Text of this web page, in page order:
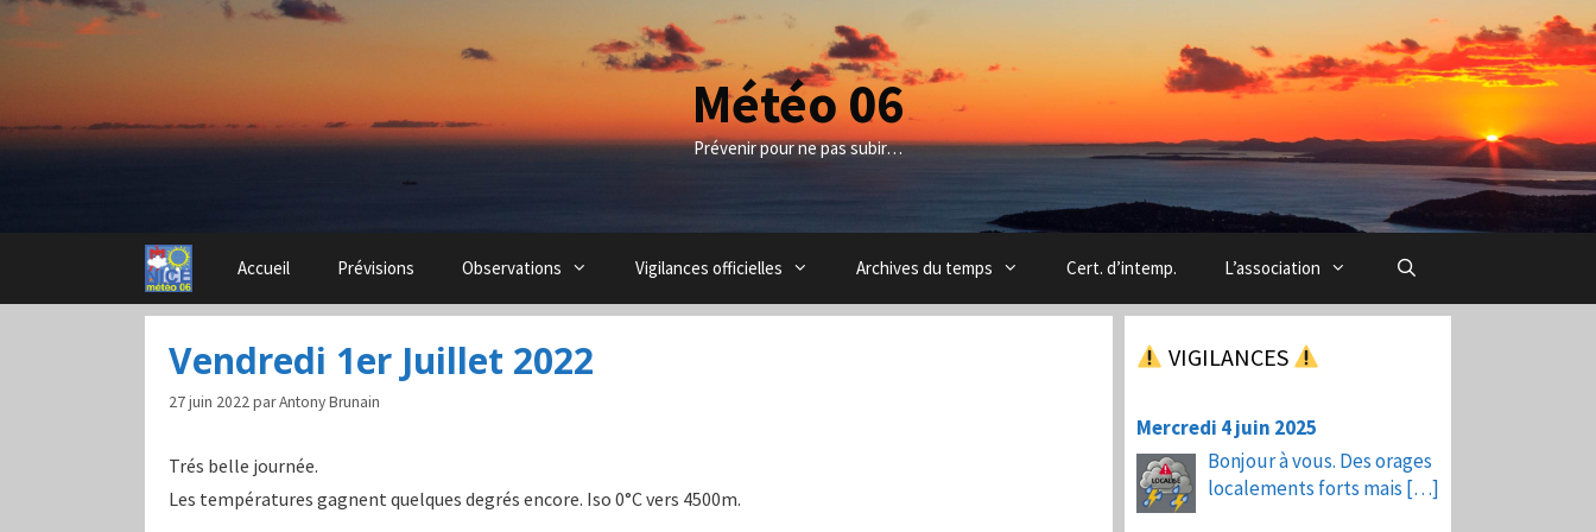
Aller
Météo 06
Prévenir pour ne pas subir…
Accueil Prévisions Observations Vigilances officielles Archives du temps Cert. d’intemp. L’association
Vendredi 1er Juillet 2022
27 juin 2022parAntony Brunain
Trés belle journée.
Les températures gagnent quelques degrés encore. Iso 0°C vers 4500m.
VIGILANCES
Mercredi 4 juin 2025
Bonjour à vous. Des orages
localements forts mais […]